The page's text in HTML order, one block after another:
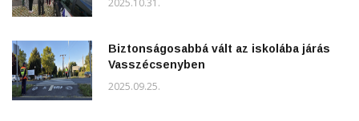
2025.10.31.
Biztonságosabbá vált az iskolába járás
Vasszécsenyben
2025.09.25.